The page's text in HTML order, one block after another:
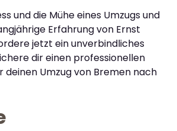
und die Mühe eines Umzugs und
Erfahrung von Ernst
jetzt ein unverbindliches
dir einen professionellen
deinen Umzug von Bremen nach